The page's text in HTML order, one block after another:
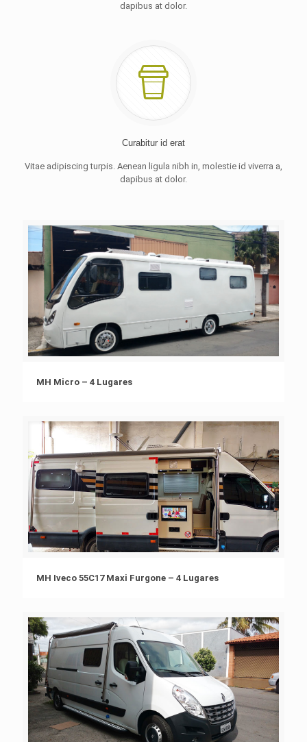
dapibus at dolor.
Curabitur id erat
Vitae adipiscing turpis. Aenean ligula nibh in, molestie id viverra a,
dapibus at dolor.
MH Micro – 4 Lugares
MH Iveco 55C17 Maxi Furgone – 4 Lugares